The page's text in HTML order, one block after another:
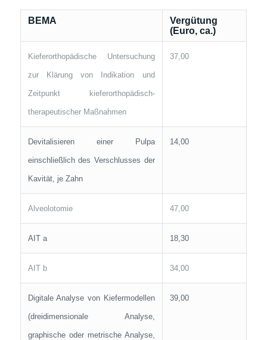
BEMA
Vergütung
(Euro, ca.)
Kieferorthopädische Untersuchung
zur Klärung von Indikation und
Zeitpunkt kieferorthopädisch-
therapeutischer Maßnahmen
37,00
Devitalisieren einer Pulpa
einschließlich des Verschlusses der
Kavität, je Zahn
14,00
Alveolotomie 47,00
AIT a 18,30
AIT b 34,00
Digitale Analyse von Kiefermodellen
(dreidimensionale Analyse,
graphische oder metrische Analyse,
39,00